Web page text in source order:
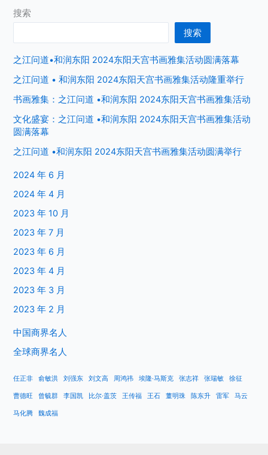
搜索
搜索
之江问道•和润东阳 2024东阳天宫书画雅集活动圆满落幕
之江问道 • 和润东阳 2024东阳天宫书画雅集活动隆重举行
书画雅集：之江问道 •和润东阳 2024东阳天宫书画雅集活动
文化盛宴：之江问道 •和润东阳 2024东阳天宫书画雅集活动
圆满落幕
之江问道 •和润东阳 2024东阳天宫书画雅集活动圆满举行
2024 年 6 月
2024 年 4 月
2023 年 10 月
2023 年 7 月
2023 年 6 月
2023 年 4 月
2023 年 3 月
2023 年 2 月
中国商界名人
全球商界名人
任正非 俞敏洪 刘强东 刘文高 周鸿祎 埃隆·马斯克 张志祥 张瑞敏 徐征
曹德旺 曾毓群 李国凯 比尔·盖茨 王传福 王石 董明珠 陈东升 雷军 马云
马化腾 魏成福